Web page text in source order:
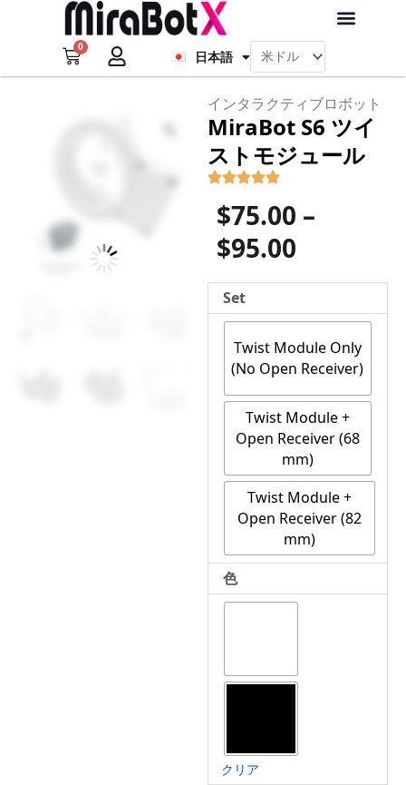
ス
0
Cart 日本語
Français
Deutsch
Zoom
インタラクティブロボット
MiraBot S6 ツイ
ストモジュール
$75.00 –
$95.00
価
格
帯:
$75.00
–
$95.00
Set
Twist Module Only
(No Open Receiver)
Twist Module +
Open Receiver (68
mm)
Twist Module +
Open Receiver (82
mm)
色
クリア
MiraBot
S6